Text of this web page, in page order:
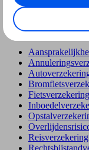
terug
Verzekeringen
Fietsverzekering
Reisverzekering